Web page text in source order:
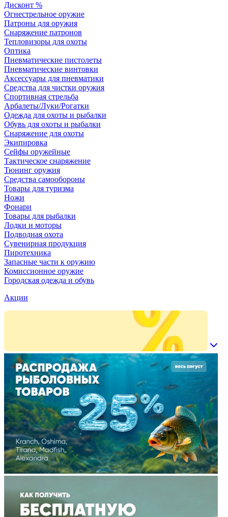
Дисконт %
Огнестрельное оружие
Патроны для оружия
Снаряжение патронов
Тепловизоры для охоты
Оптика
Пневматические пистолеты
Пневматические винтовки
Аксессуары для пневматики
Средства для чистки оружия
Спортивная стрельба
Арбалеты/Луки/Рогатки
Одежда для охоты и рыбалки
Обувь для охоты и рыбалки
Снаряжение для охоты
Экипировка
Сейфы оружейные
Тактическое снаряжение
Тюнинг оружия
Средства самообороны
Товары для туризма
Ножи
Фонари
Товары для рыбалки
Лодки и моторы
Подводная охота
Сувенирная продукция
Пиротехника
Запасные части к оружию
Комиссионное оружие
Городская одежда и обувь
Акции